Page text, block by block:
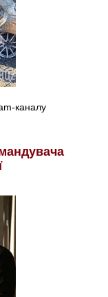
каналу